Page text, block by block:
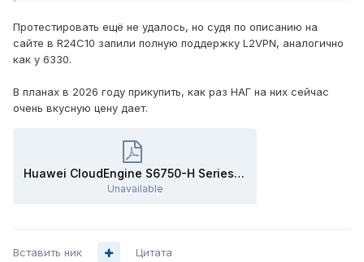
Протестировать ещё не удалось, но судя по описанию на
сайте в R24C10 запили полную поддержку L2VPN, аналогично
как у 6330.
В планах в 2026 году прикупить, как раз НАГ на них сейчас
очень вкусную цену дает.
Huawei CloudEngine S6750-H Series 100GE Switches Datasheet.pdf
Unavailable
Вставить ник Цитата